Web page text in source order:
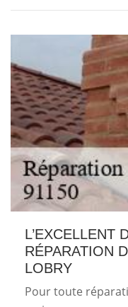
L’EXCELLENT
RÉPARATION
LOBRY
Pour toute